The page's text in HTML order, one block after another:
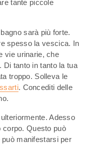
tante piccole
sarà più forte.
spesso la vescica. In
vie urinarie, che
Di tanto in tanto la tua
troppo. Solleva le
. Concediti delle
Adesso
corpo. Questo può
manifestarsi per